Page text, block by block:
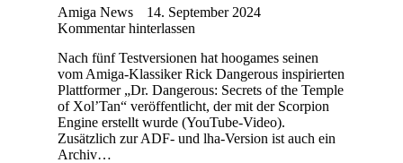
Amiga News
14. September 2024
Kommentar hinterlassen
Nach fünf Testversionen hat hoogames seinen
vom Amiga-Klassiker Rick Dangerous inspirierten
Plattformer „Dr. Dangerous: Secrets of the Temple
of Xol’Tan“ veröffentlicht, der mit der Scorpion
Engine erstellt wurde (YouTube-Video).
Zusätzlich zur ADF- und lha-Version ist auch ein
Archiv…